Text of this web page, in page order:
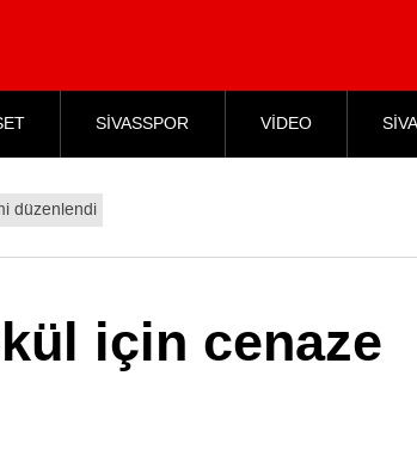
SİVASSPOR VİDEO
düzenlendi
için cenaze